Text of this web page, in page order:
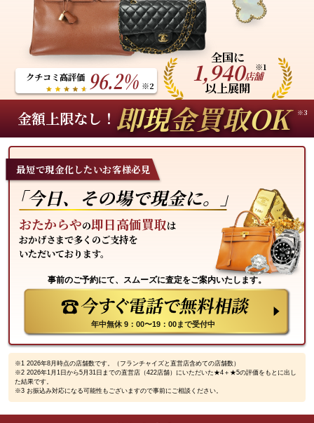
クチコミ高評価 96.2% ※2
全国に
1,940店舗
※1
以上展開
金額上限なし！即現金買取OK※3
最短で現金化したいお客様必見
「今日、その場で現金に。」
おたからやの即日高価買取は
おかげさまで多くのご支持を
いただいております。
事前のご予約にて、スムーズに査定をご案内いたします。
年中無休 9：00〜19：00まで受付中
※1 2026年8月時点の店舗数です。（フランチャイズと直営店含めての店舗数）
※2 2026年1月1日から5月31日までの直営店（422店舗）にいただいた★4＋★5の評価をもとに出し
た結果です。
※3 お振込み対応になる可能性もございますので事前にご相談ください。